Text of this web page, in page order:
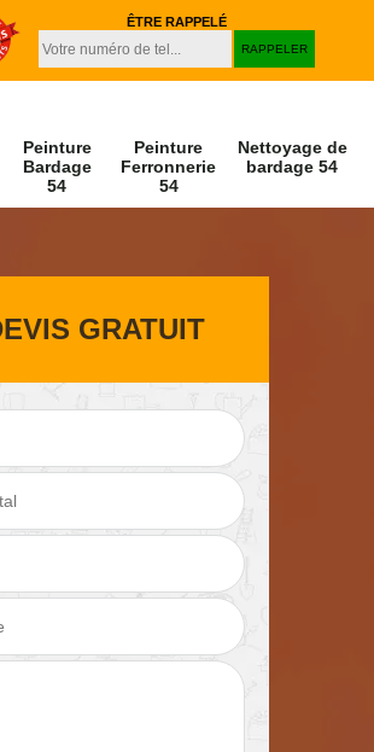
ÊTRE RAPPELÉ
Peinture
Bardage
54
Peinture
Ferronnerie
54
Nettoyage de
bardage 54
de
54
Peinture et
décapage de volet
GRATUIT